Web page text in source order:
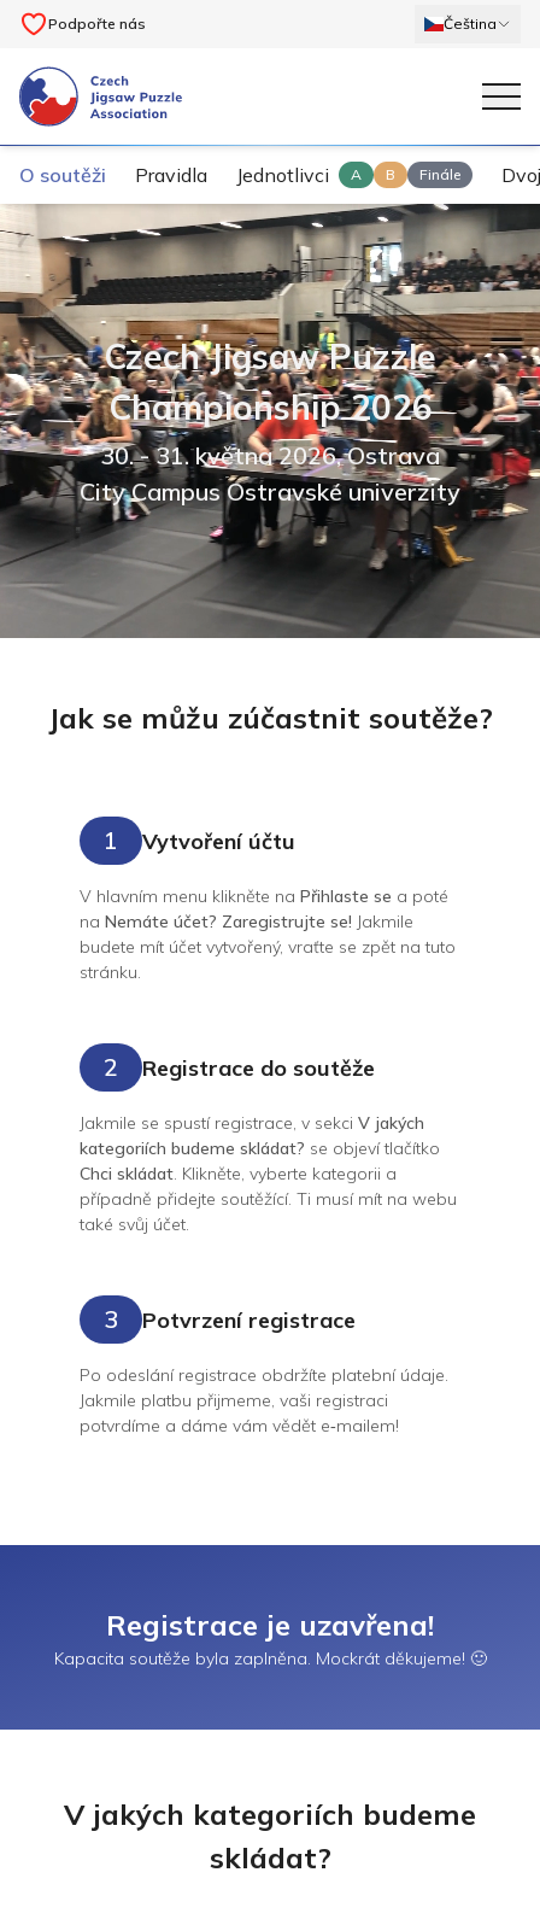
Podpořte nás Čeština
O soutěži Pravidla Jednotlivci A B Finále
Czech Jigsaw Puzzle
Championship 2026
30. - 31. května 2026,Ostrava
City Campus Ostravské univerzity
Jak se můžu zúčastnit soutěže?
1 Vytvoření účtu
V hlavním menu klikněte na Přihlaste se a poté
na Nemáte účet? Zaregistrujte se! Jakmile
budete mít účet vytvořený, vraťte se zpět na tuto
stránku.
2 Registrace do soutěže
Jakmile se spustí registrace, v sekci V jakých
kategoriích budeme skládat? se objeví tlačítko
Chci skládat. Klikněte, vyberte kategorii a
případně přidejte soutěžící. Ti musí mít na webu
také svůj účet.
3 Potvrzení registrace
Po odeslání registrace obdržíte platební údaje.
Jakmile platbu přijmeme, vaši registraci
potvrdíme a dáme vám vědět e‑mailem!
Registrace je uzavřena!
Kapacita soutěže byla zaplněna. Mockrát děkujeme! 🙂
V jakých kategoriích budeme
skládat?